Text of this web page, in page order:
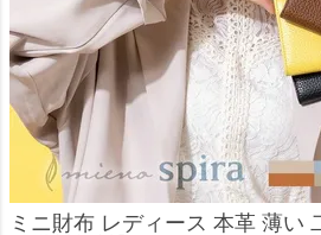
ミニ財布 レディース 本革 薄い